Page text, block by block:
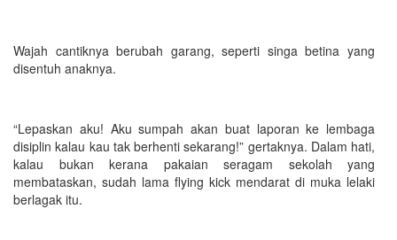
Wajah cantiknya berubah garang, seperti singa betina yang
disentuh anaknya.
“Lepaskan aku! Aku sumpah akan buat laporan ke lembaga
disiplin kalau kau tak berhenti sekarang!” gertaknya. Dalam hati,
kalau bukan kerana pakaian seragam sekolah yang
membataskan, sudah lama flying kick mendarat di muka lelaki
berlagak itu.